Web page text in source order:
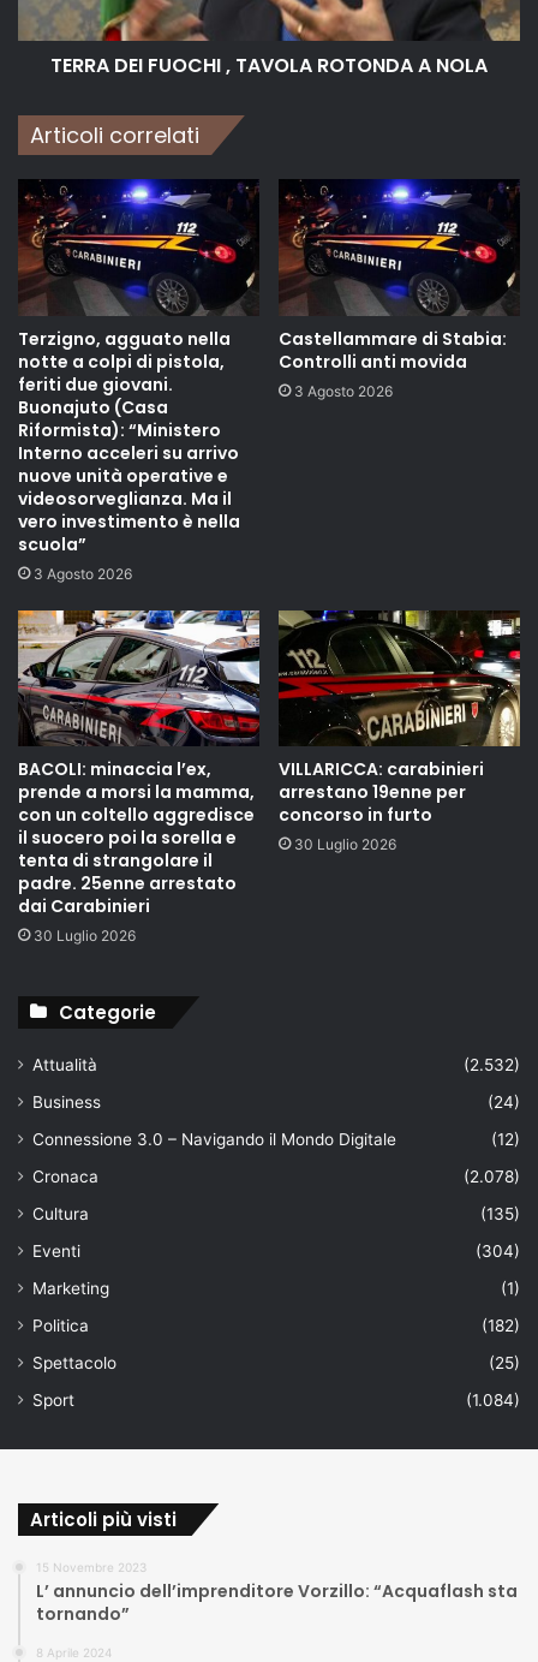
TERRA DEI FUOCHI , TAVOLA ROTONDA A NOLA
Articoli correlati
Terzigno, agguato nella
notte a colpi di pistola,
feriti due giovani.
Buonajuto (Casa
Riformista): “Ministero
Interno acceleri su arrivo
nuove unità operative e
videosorveglianza. Ma il
vero investimento è nella
scuola”
3 Agosto 2026
Castellammare di Stabia:
Controlli anti movida
3 Agosto 2026
BACOLI: minaccia l’ex,
prende a morsi la mamma,
con un coltello aggredisce
il suocero poi la sorella e
tenta di strangolare il
padre. 25enne arrestato
dai Carabinieri
30 Luglio 2026
VILLARICCA: carabinieri
arrestano 19enne per
concorso in furto
30 Luglio 2026
Categorie
Attualità
(2.532)
Business
(24)
Connessione 3.0 – Navigando il Mondo Digitale
(12)
Cronaca
(2.078)
Cultura
(135)
Eventi
(304)
Marketing
(1)
Politica
(182)
Spettacolo
(25)
Sport
(1.084)
Articoli più visti
15 Novembre 2023
L’ annuncio dell’imprenditore Vorzillo: “Acquaflash sta
tornando”
8 Aprile 2024